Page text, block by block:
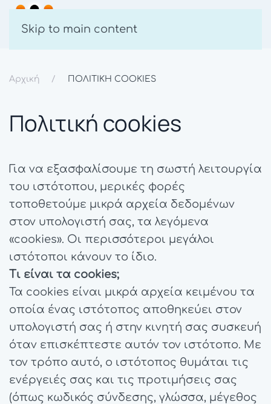
Skip to main content
Αρχική ΠΟΛΙΤΙΚΗ COOKIES
Πολιτική cookies
Για να εξασφαλίσουμε τη σωστή λειτουργία
του ιστότοπου, μερικές φορές
τοποθετούμε μικρά αρχεία δεδομένων
στον υπολογιστή σας, τα λεγόμενα
«cookies». Οι περισσότεροι μεγάλοι
ιστότοποι κάνουν το ίδιο.
Τι είναι τα cookies;
Τα cookies είναι μικρά αρχεία κειμένου τα
οποία ένας ιστότοπος αποθηκεύει στον
υπολογιστή σας ή στην κινητή σας συσκευή
όταν επισκέπτεστε αυτόν τον ιστότοπο. Με
τον τρόπο αυτό, ο ιστότοπος θυμάται τις
ενέργειές σας και τις προτιμήσεις σας
(όπως κωδικός σύνδεσης, γλώσσα, μέγεθος